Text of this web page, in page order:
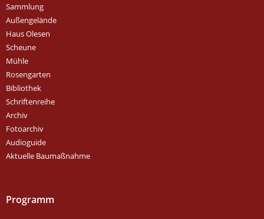
Sammlung
Außengelände
Haus Olesen
Scheune
Mühle
Rosengarten
Bibliothek
Schriftenreihe
Archiv
Fotoarchiv
Audioguide
Aktuelle Baumaßnahme
Programm